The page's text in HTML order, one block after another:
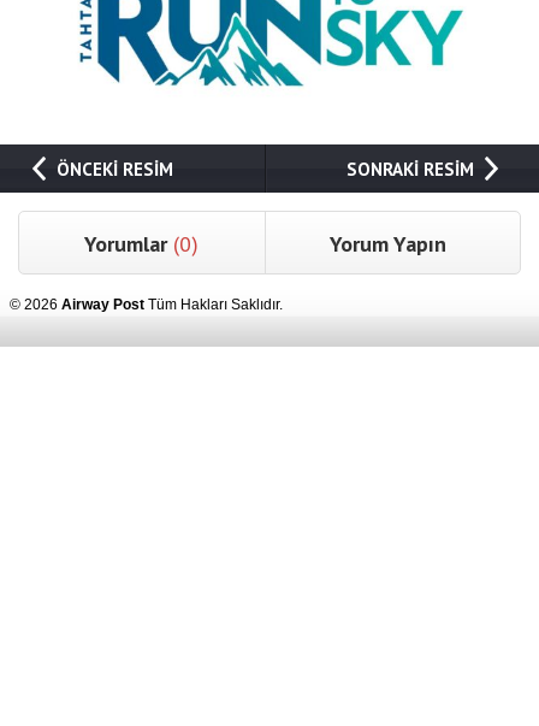
ÖNCEKİ RESİM SONRAKİ RESİM
Yorumlar (0) Yorum Yapın
© 2026 Airway Post Tüm Hakları Saklıdır.